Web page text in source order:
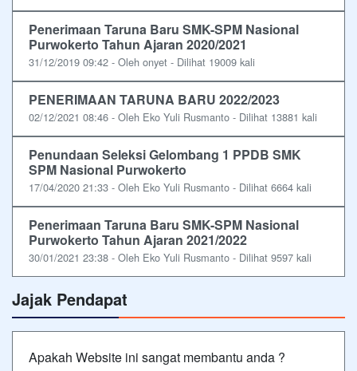
Penerimaan Taruna Baru SMK-SPM Nasional
Purwokerto Tahun Ajaran 2020/2021
31/12/2019 09:42 - Oleh onyet - Dilihat 19009 kali
PENERIMAAN TARUNA BARU 2022/2023
02/12/2021 08:46 - Oleh Eko Yuli Rusmanto - Dilihat 13881 kali
Penundaan Seleksi Gelombang 1 PPDB SMK
SPM Nasional Purwokerto
17/04/2020 21:33 - Oleh Eko Yuli Rusmanto - Dilihat 6664 kali
Penerimaan Taruna Baru SMK-SPM Nasional
Purwokerto Tahun Ajaran 2021/2022
30/01/2021 23:38 - Oleh Eko Yuli Rusmanto - Dilihat 9597 kali
Jajak Pendapat
Apakah Website ini sangat membantu anda ?